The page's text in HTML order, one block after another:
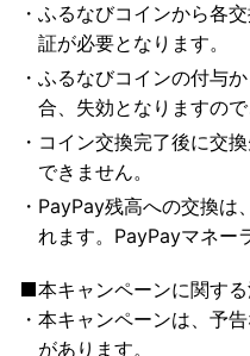
ふるなびコインから各
証が必要となります。
ふるなびコインの付与
合、失効となりますので
コイン交換完了後に交
できません。
PayPay残高への交換は
れます。PayPayマネー
本キャンペーンに関す
本キャンペーンは、予
があります。